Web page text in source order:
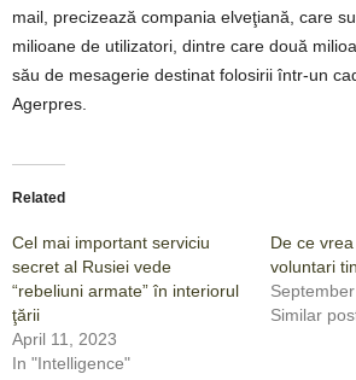
mail, precizează compania elveţiană, care
milioane de utilizatori, dintre care două
său de mesagerie destinat folosirii într-un
Agerpres.
Related
Cel mai important serviciu
secret al Rusiei vede
“rebeliuni armate” în interiorul
ţării
April 11, 2023
In "Intelligence"
De ce
voluntari
Similar